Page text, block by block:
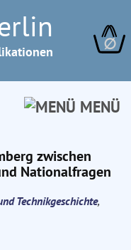
∅
MENÜ
zwischen
Nationalfragen
Technikgeschichte,